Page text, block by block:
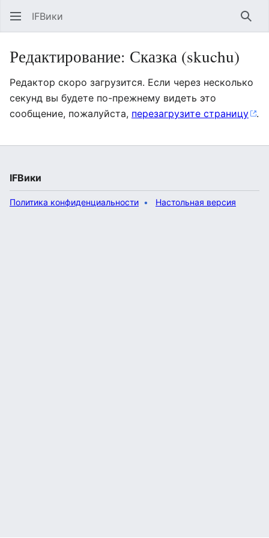
IFВики
Редактирование: Сказка (skuchu)
Редактор скоро загрузится. Если через несколько
секунд вы будете по-прежнему видеть это
сообщение, пожалуйста, перезагрузите страницу .
IFВики
Политика конфиденциальности Настольная версия